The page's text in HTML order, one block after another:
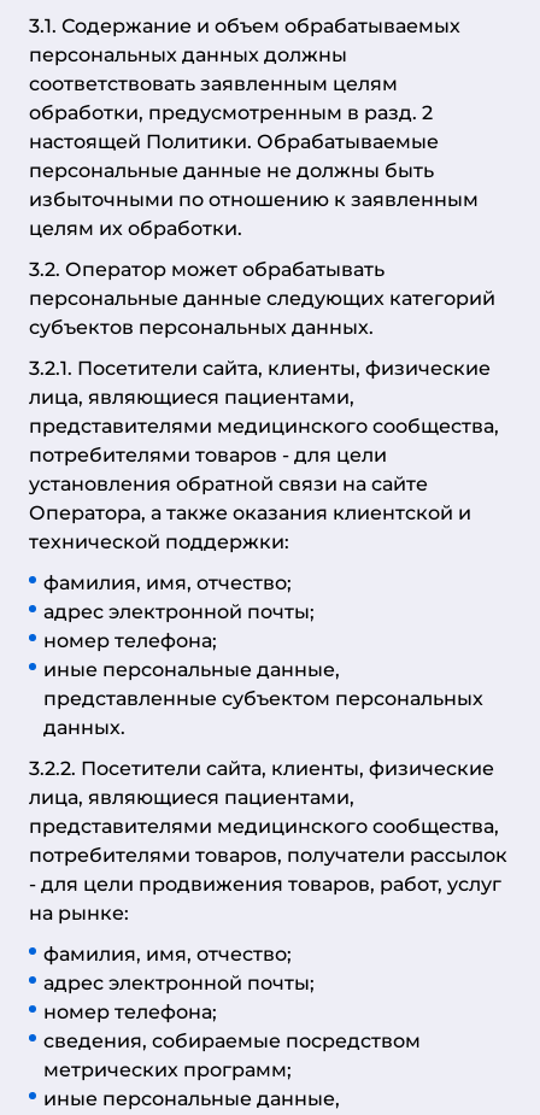
3.1. Содержание и объем обрабатываемых
персональных данных должны
соответствовать заявленным целям
обработки, предусмотренным в разд. 2
настоящей Политики. Обрабатываемые
персональные данные не должны быть
избыточными по отношению к заявленным
целям их обработки.
3.2. Оператор может обрабатывать
персональные данные следующих категорий
субъектов персональных данных.
3.2.1. Посетители сайта, клиенты, физические
лица, являющиеся пациентами,
представителями медицинского сообщества,
потребителями товаров - для цели
установления обратной связи на сайте
Оператора, а также оказания клиентской и
технической поддержки:
фамилия, имя, отчество;
адрес электронной почты;
номер телефона;
иные персональные данные,
представленные субъектом персональных
данных.
3.2.2. Посетители сайта, клиенты, физические
лица, являющиеся пациентами,
представителями медицинского сообщества,
потребителями товаров, получатели рассылок
- для цели продвижения товаров, работ, услуг
на рынке:
фамилия, имя, отчество;
адрес электронной почты;
номер телефона;
сведения, собираемые посредством
метрических программ;
иные персональные данные,